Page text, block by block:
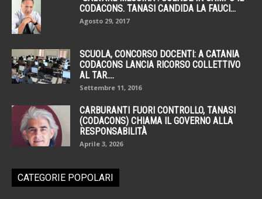
CODACONS. TANASI CANDIDA LA FAUCI...
Agosto 29, 2017
SCUOLA, CONCORSO DOCENTI: A CATANIA
CODACONS LANCIA RICORSO COLLETTIVO
AL TAR....
Settembre 11, 2016
CARBURANTI FUORI CONTROLLO, TANASI
(CODACONS) CHIAMA IL GOVERNO ALLA
RESPONSABILITÀ
Aprile 3, 2026
CATEGORIE POPOLARI